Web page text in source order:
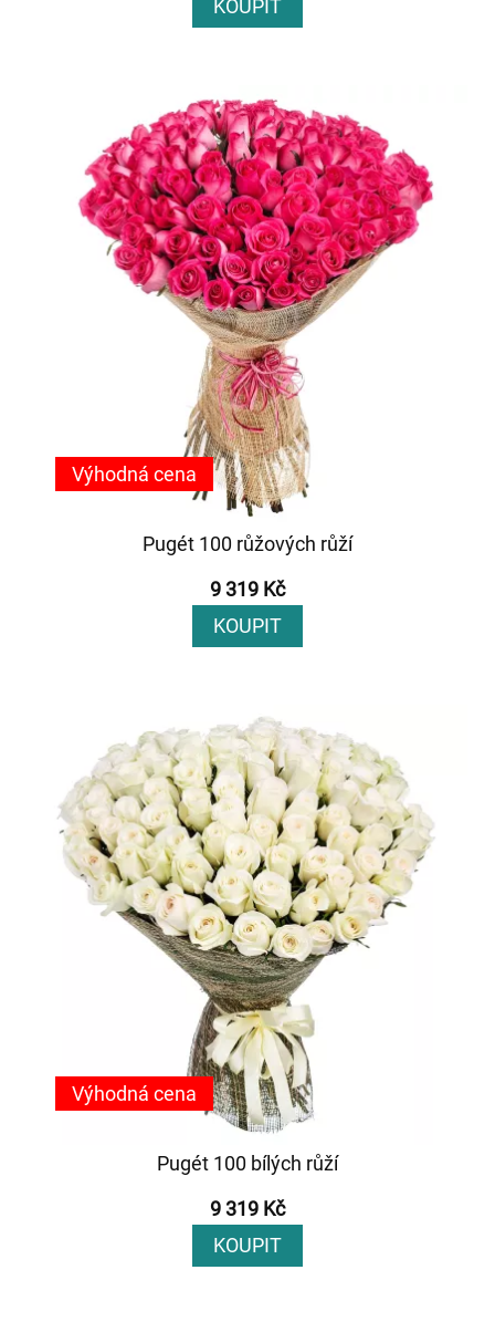
KOUPIT
Pugét 100 růžových růží
9 319 Kč
KOUPIT
Výhodná cena
Pugét 100 bílých růží
9 319 Kč
KOUPIT
Výhodná cena